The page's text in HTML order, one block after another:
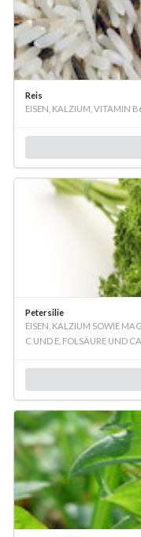
Reis
EISEN, KALZIUM, VITAMIN
Petersilie
EISEN, KALZIUM SOWIE
C UND E, FOLSÄURE UND